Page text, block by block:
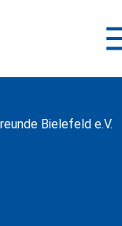
Bielefeld e.V.